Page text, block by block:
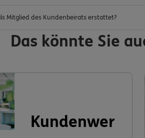
Mitglied des Kundenbeirats erstattet?
Das könnte Sie
Kundenwer